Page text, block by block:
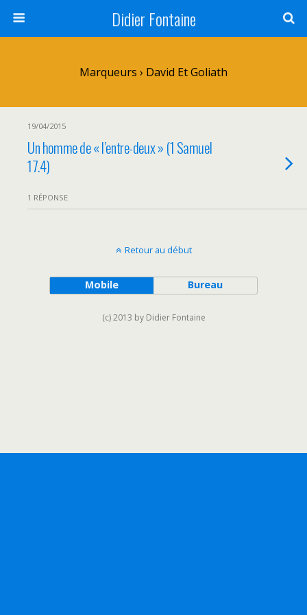
Didier Fontaine
Marqueurs › David Et Goliath
19/04/2015
Un homme de « l’entre-deux » (1 Samuel
17.4)
1 RÉPONSE
Retour au début
Mobile Bureau
(c) 2013 by Didier Fontaine